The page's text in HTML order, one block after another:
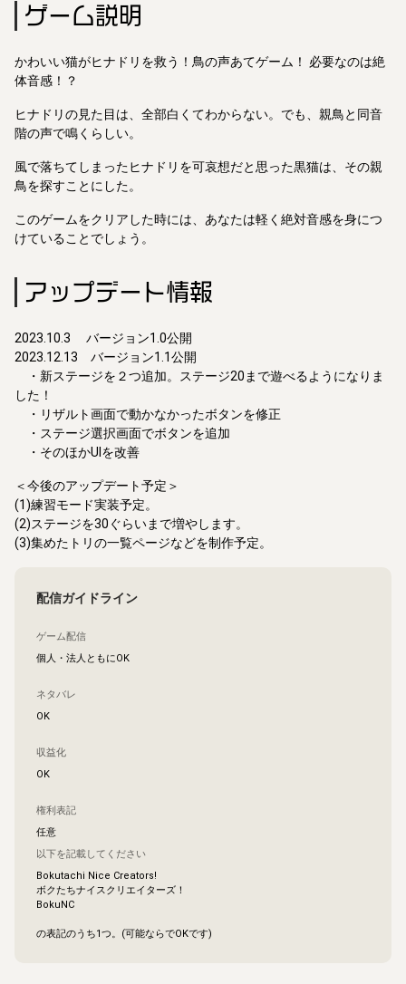
ゲーム説明
かわいい猫がヒナドリを救う！鳥の声あてゲーム！ 必要なのは絶
体音感！？
ヒナドリの見た目は、全部白くてわからない。でも、親鳥と同音
階の声で鳴くらしい。
風で落ちてしまったヒナドリを可哀想だと思った黒猫は、その親
鳥を探すことにした。
このゲームをクリアした時には、あなたは軽く絶対音感を身につ
けていることでしょう。
アップデート情報
2023.10.3 バージョン1.0公開
2023.12.13 バージョン1.1公開
・新ステージを２つ追加。ステージ20まで遊べるようになりま
した！
・リザルト画面で動かなかったボタンを修正
・ステージ選択画面でボタンを追加
・そのほかUIを改善
＜今後のアップデート予定＞
(1)練習モード実装予定。
(2)ステージを30ぐらいまで増やします。
(3)集めたトリの一覧ページなどを制作予定。
配信ガイドライン
ゲーム配信
個人・法人ともにOK
ネタバレ
OK
収益化
OK
権利表記
任意
以下を記載してください
Bokutachi Nice Creators!
ボクたちナイスクリエイターズ！
BokuNC
の表記のうち1つ。(可能ならでOKです)